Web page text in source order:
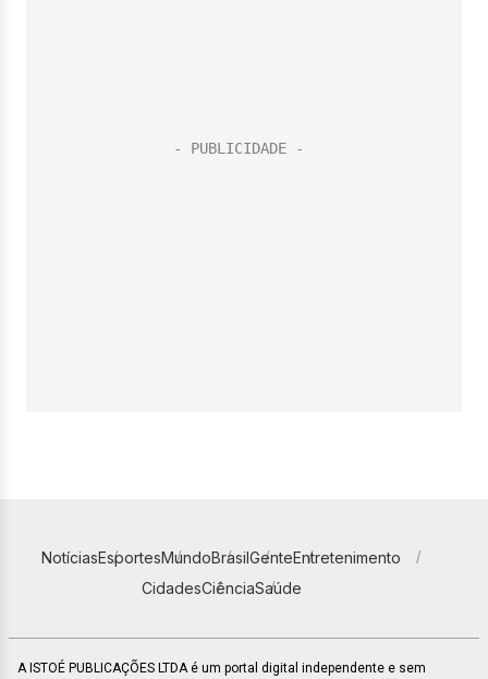
NotíciasEsportesMundoBrasilGenteEntretenimento
CidadesCiênciaSaúde
A ISTOÉ PUBLICAÇÕES LTDA é um portal digital independente e sem